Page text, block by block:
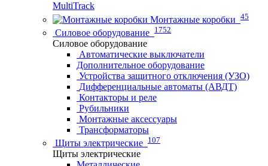
MultiTrack
Монтажные коробки 45
Силовое оборудование 1752
Силовое оборудование
Автоматические выключатели
Дополнительное оборудование
Устройства защитного отключения (УЗО)
Дифференциальные автоматы (АВДТ)
Контакторы и реле
Рубильники
Монтажные аксессуары
Трансформаторы
Щиты электрические 107
Щиты электрические